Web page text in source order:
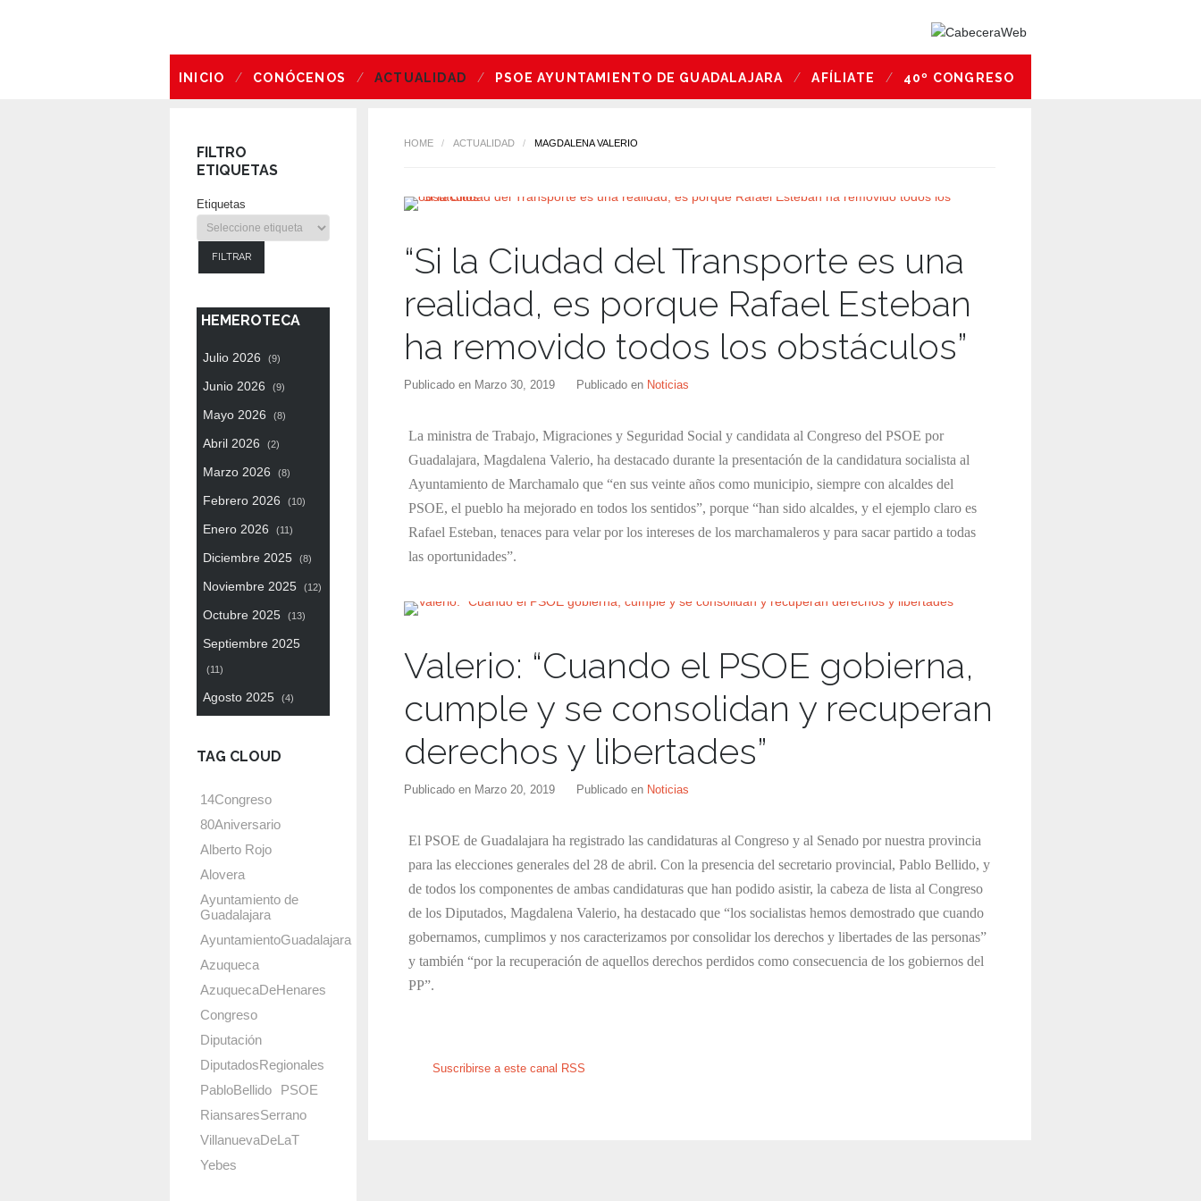
INICIO CONÓCENOS ACTUALIDAD PSOE AYUNTAMIENTO DE GUADALAJARA AFÍLIATE 40º CONGRESO
HOME / ACTUALIDAD / MAGDALENA VALERIO
“Si la Ciudad del Transporte es una
realidad, es porque Rafael Esteban
ha removido todos los obstáculos”
Publicado en Marzo 30, 2019 Publicado en Noticias
La ministra de Trabajo, Migraciones y Seguridad Social y candidata al Congreso del PSOE por
Guadalajara, Magdalena Valerio, ha destacado durante la presentación de la candidatura socialista al
Ayuntamiento de Marchamalo que “en sus veinte años como municipio, siempre con alcaldes del
PSOE, el pueblo ha mejorado en todos los sentidos”, porque “han sido alcaldes, y el ejemplo claro es
Rafael Esteban, tenaces para velar por los intereses de los marchamaleros y para sacar partido a todas
las oportunidades”.
Valerio: “Cuando el PSOE gobierna,
cumple y se consolidan y recuperan
derechos y libertades”
Publicado en Marzo 20, 2019 Publicado en Noticias
El PSOE de Guadalajara ha registrado las candidaturas al Congreso y al Senado por nuestra provincia
para las elecciones generales del 28 de abril. Con la presencia del secretario provincial, Pablo Bellido, y
de todos los componentes de ambas candidaturas que han podido asistir, la cabeza de lista al Congreso
de los Diputados, Magdalena Valerio, ha destacado que “los socialistas hemos demostrado que cuando
gobernamos, cumplimos y nos caracterizamos por consolidar los derechos y libertades de las personas”
y también “por la recuperación de aquellos derechos perdidos como consecuencia de los gobiernos del
PP”.
Suscribirse a este canal RSS
FILTRO
ETIQUETAS
Etiquetas
FILTRAR
HEMEROTECA
Julio 2026 (9)
Junio 2026 (9)
Mayo 2026 (8)
Abril 2026 (2)
Marzo 2026 (8)
Febrero 2026 (10)
Enero 2026 (11)
Diciembre 2025 (8)
Noviembre 2025 (12)
Octubre 2025 (13)
Septiembre 2025
(11)
Agosto 2025 (4)
TAG CLOUD
14Congreso
80Aniversario
Alberto Rojo
Alovera
Ayuntamiento de
Guadalajara
AyuntamientoGuadalajara
Azuqueca
AzuquecaDeHenares
Congreso
Diputación
DiputadosRegionales
PabloBellido
PSOE
RiansaresSerrano
VillanuevaDeLaT
Yebes